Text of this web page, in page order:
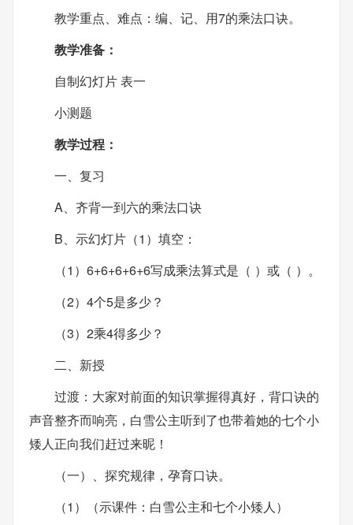
教学重点、难点：编、记、用7的乘法口诀。
教学准备：
自制幻灯片 表一
小测题
教学过程：
一、复习
A、齐背一到六的乘法口诀
B、示幻灯片（1）填空：
（1）6+6+6+6+6写成乘法算式是（ ）或（ ）。
（2）4个5是多少？
（3）2乘4得多少？
二、新授
过渡：大家对前面的知识掌握得真好，背口诀的
声音整齐而响亮，白雪公主听到了也带着她的七个小
矮人正向我们赶过来昵！
（一）、探究规律，孕育口诀。
（1）（示课件：白雪公主和七个小矮人）